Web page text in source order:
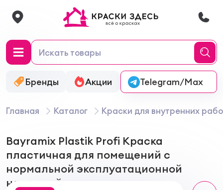
Бренды Акции Онлайн-колеровка
Telegram/Max
Главная Каталог Краски для внутренних
Bayramix Plastik Profi Краска
пластичная для помещений с
нормальной эксплуатационной
нагрузкой